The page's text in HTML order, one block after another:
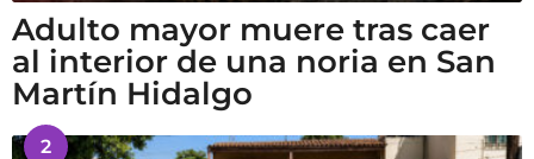
Adulto mayor muere tras caer
al interior de una noria en San
Martín Hidalgo
2